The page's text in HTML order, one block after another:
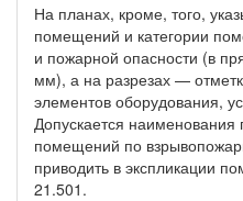
На планах, кроме, того,
помещений и категории
и пожарной опасности (в
мм), а на разрезах —
элементов оборудования,
Допускается
помещений по
приводить в экспликации
21.501.